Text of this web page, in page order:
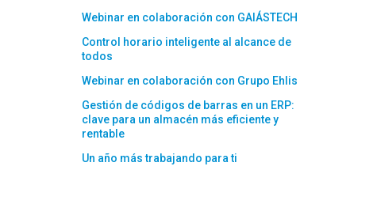
Webinar en colaboración con GAIÁSTECH
Control horario inteligente al alcance de
todos
Webinar en colaboración con Grupo Ehlis
Gestión de códigos de barras en un ERP:
clave para un almacén más eficiente y
rentable
Un año más trabajando para ti